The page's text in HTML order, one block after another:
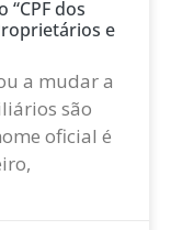
dos
e
a mudar a
são
oficial é